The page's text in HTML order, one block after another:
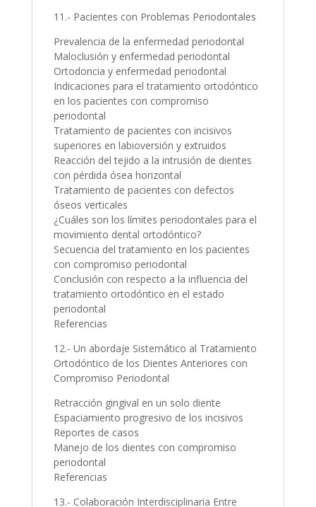
11.- Pacientes con Problemas Periodontales
Prevalencia de la enfermedad periodontal
Maloclusión y enfermedad periodontal
Ortodoncia y enfermedad periodontal
Indicaciones para el tratamiento ortodóntico
en los pacientes con compromiso
periodontal
Tratamiento de pacientes con incisivos
superiores en labioversión y extruidos
Reacción del tejido a la intrusión de dientes
con pérdida ósea horizontal
Tratamiento de pacientes con defectos
óseos verticales
¿Cuáles son los límites periodontales para el
movimiento dental ortodóntico?
Secuencia del tratamiento en los pacientes
con compromiso periodontal
Conclusión con respecto a la influencia del
tratamiento ortodóntico en el estado
periodontal
Referencias
12.- Un abordaje Sistemático al Tratamiento
Ortodóntico de los Dientes Anteriores con
Compromiso Periodontal
Retracción gingival en un solo diente
Espaciamiento progresivo de los incisivos
Reportes de casos
Manejo de los dientes con compromiso
periodontal
Referencias
13.- Colaboración Interdisciplinaria Entre